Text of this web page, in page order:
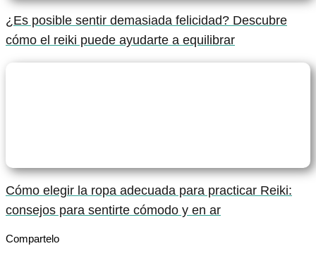
¿Es posible sentir demasiada felicidad? Descubre
cómo el reiki puede ayudarte a equilibrar
Cómo elegir la ropa adecuada para practicar Reiki:
consejos para sentirte cómodo y en ar
Compartelo